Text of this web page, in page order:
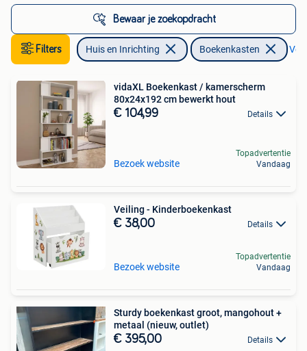
Bewaar je zoekopdracht
Filters Huis en Inrichting Boekenkasten
vidaXL Boekenkast / kamerscherm
80x24x192 cm bewerkt hout
€ 104,99 Details
Bezoek website
Topadvertentie
Vandaag
Veiling - Kinderboekenkast
€ 38,00 Details
Bezoek website
Topadvertentie
Vandaag
Sturdy boekenkast groot, mangohout +
metaal (nieuw, outlet)
€ 395,00 Details